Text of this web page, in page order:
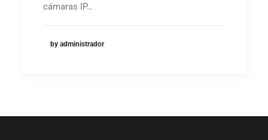
cámaras IP…
by administrador